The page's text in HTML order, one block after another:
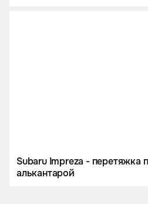
Subaru Impreza - перетяжка
алькантарой